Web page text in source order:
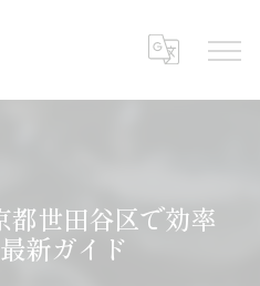
都世田谷区で効率
新ガイド